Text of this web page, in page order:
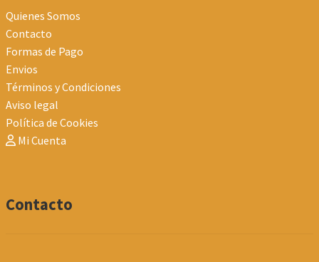
Quienes Somos
Contacto
Formas de Pago
Envios
Términos y Condiciones
Aviso legal
Política de Cookies
Mi Cuenta
Contacto